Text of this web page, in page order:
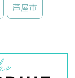
芦屋市